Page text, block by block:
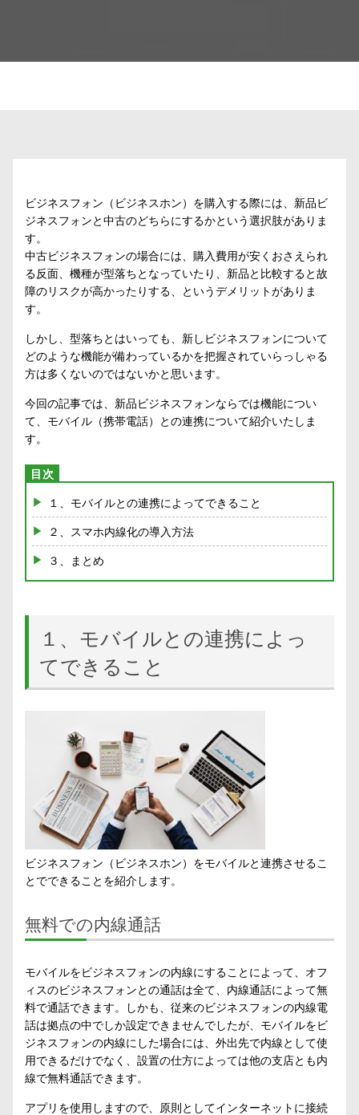
ビジネスフォン（ビジネスホン）を購入する際には、新品ビ
ジネスフォンと中古のどちらにするかという選択肢がありま
す。
中古ビジネスフォンの場合には、購入費用が安くおさえられ
る反面、機種が型落ちとなっていたり、新品と比較すると故
障のリスクが高かったりする、というデメリットがありま
す。
しかし、型落ちとはいっても、新しビジネスフォンについて
どのような機能が備わっているかを把握されていらっしゃる
方は多くないのではないかと思います。
今回の記事では、新品ビジネスフォンならでは機能につい
て、モバイル（携帯電話）との連携について紹介いたしま
す。
１、モバイルとの連携によってできること
２、スマホ内線化の導入方法
３、まとめ
１、モバイルとの連携によっ
てできること
ビジネスフォン（ビジネスホン）をモバイルと連携させるこ
とでできることを紹介します。
無料での内線通話
モバイルをビジネスフォンの内線にすることによって、オフ
ィスのビジネスフォンとの通話は全て、内線通話によって無
料で通話できます。しかも、従来のビジネスフォンの内線電
話は拠点の中でしか設定できませんでしたが、モバイルをビ
ジネスフォンの内線にした場合には、外出先で内線として使
用できるだけでなく、設置の仕方によっては他の支店とも内
線で無料通話できます。
アプリを使用しますので、原則としてインターネットに接続